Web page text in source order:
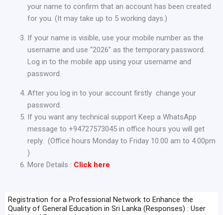
your name to confirm that an account has been created
for you. (It may take up to 5 working days.)
If your name is visible, use your mobile number as the
username and use “2026” as the temporary password.
Log in to the mobile app using your username and
password.
After you log in to your account firstly change your
password.
If you want any technical support Keep a WhatsApp
message to +94727573045 in office hours you will get
reply. (Office hours Monday to Friday 10.00 am to 4.00pm
)
More Details : Click here